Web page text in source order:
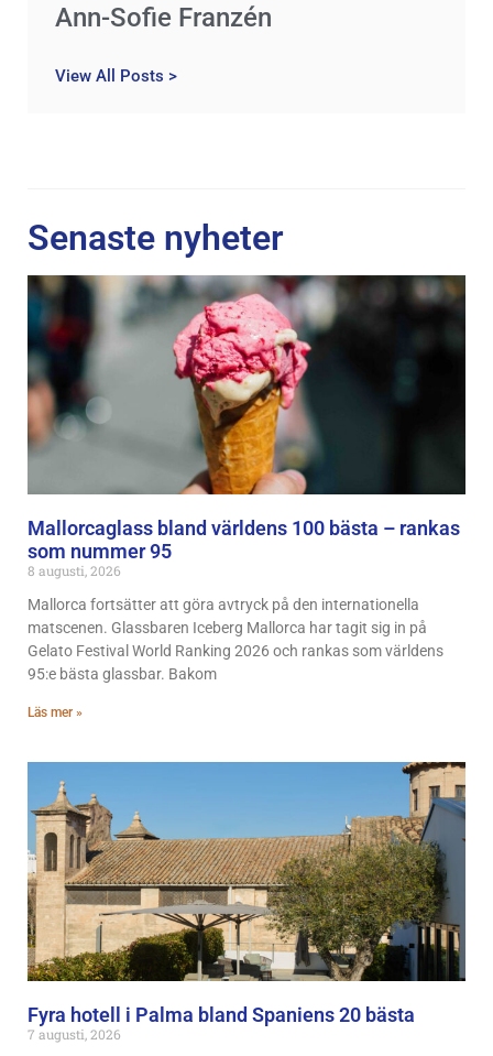
Ann-Sofie Franzén
View All Posts >
Senaste nyheter
Mallorcaglass bland världens 100 bästa – rankas
som nummer 95
8 augusti, 2026
Mallorca fortsätter att göra avtryck på den internationella
matscenen. Glassbaren Iceberg Mallorca har tagit sig in på
Gelato Festival World Ranking 2026 och rankas som världens
95:e bästa glassbar. Bakom
Läs mer »
Fyra hotell i Palma bland Spaniens 20 bästa
7 augusti, 2026